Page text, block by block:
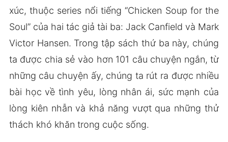
xúc, thuộc series nổi tiếng “Chicken Soup for the
Soul” của hai tác giả tài ba: Jack Canfield và Mark
Victor Hansen. Trong tập sách thứ ba này, chúng
ta được chia sẻ vào hơn 101 câu chuyện ngắn, từ
những câu chuyện ấy, chúng ta rút ra được nhiều
bài học về tình yêu, lòng nhân ái, sức mạnh của
lòng kiên nhẫn và khả năng vượt qua những thử
thách khó khăn trong cuộc sống.